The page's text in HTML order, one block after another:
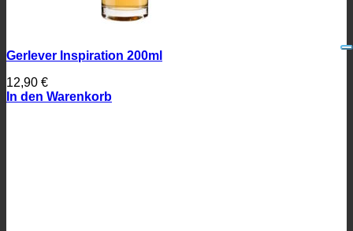
Gerlever Inspiration 200ml
12,90 €
In den Warenkorb